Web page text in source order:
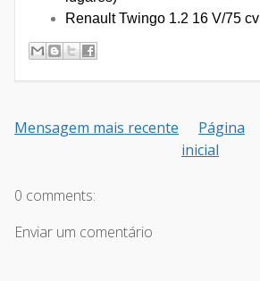
Renault Twingo 1.2 16 V/75 cv
Mensagem mais recente
Página
inicial
0 comments:
Enviar um comentário